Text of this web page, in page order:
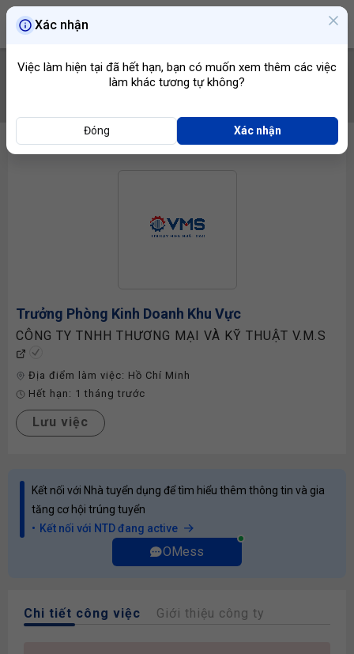
Trưởng Phòng Kinh Doanh Khu Vực
CÔNG TY TNHH THƯƠNG MẠI VÀ KỸ THUẬT V.M.S
Địa điểm làm việc: Hồ Chí Minh
Hết hạn: 1 tháng trước
Lưu việc
Kết nối với Nhà tuyển dụng để tìm hiểu thêm thông tin và gia
tăng cơ hội trúng tuyển
Kết nối với NTD đang active
OMess
Chi tiết công việc Giới thiệu công ty
Xác nhận
Việc làm hiện tại đã hết hạn, bạn có muốn xem thêm các việc
làm khác tương tự không?
Đóng Xác nhận